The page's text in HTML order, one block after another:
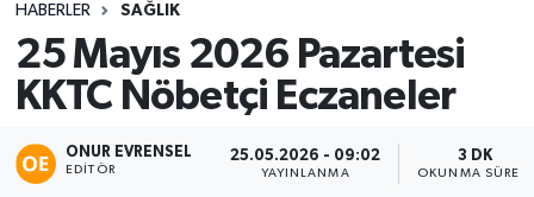
HABERLER SAĞLIK
25 Mayıs 2026 Pazartesi
KKTC Nöbetçi Eczaneler
ONUR EVRENSEL
EDITÖR
25.05.2026 - 09:02
YAYINLANMA
3 DK
OKUNMA SÜRESI